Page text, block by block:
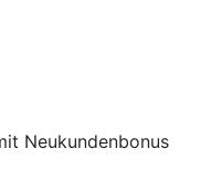
Neukundenbonus